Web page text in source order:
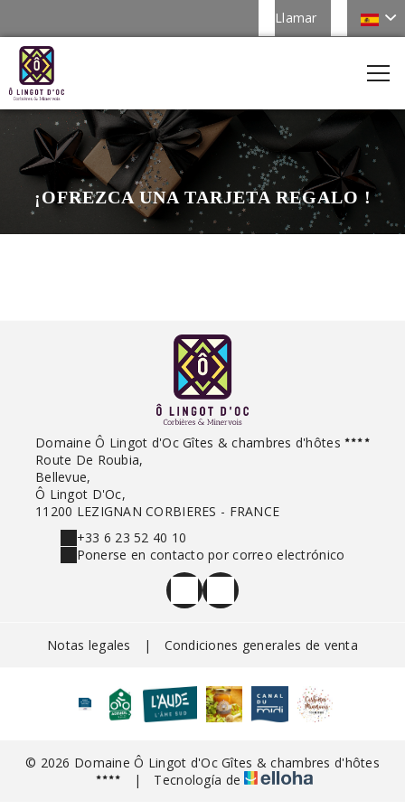
Llamar
¡OFREZCA UNA TARJETA REGALO !
Domaine Ô Lingot d'Oc Gîtes & chambres d'hôtes
Route De Roubia,
Bellevue,
Ô Lingot D'Oc,
11200 LEZIGNAN CORBIERES - FRANCE
+33 6 23 52 40 10
Ponerse en contacto por correo electrónico
Notas legales | Condiciones generales de venta
© 2026 Domaine Ô Lingot d'Oc Gîtes & chambres d'hôtes
|
Tecnología de